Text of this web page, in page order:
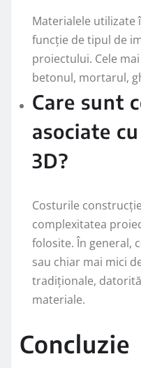
Materialele utilizate
funcție de tipul de
proiectului. Cele
betonul, mortarul,
Care sunt
asociate
3D?
Costurile
complexitatea
folosite. În general,
sau chiar mai mici
tradiționale,
materiale.
Concluzie